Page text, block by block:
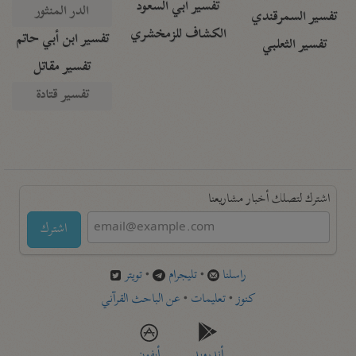
تفسير السمرقندي
تفسير الثعلبي
تفسير أبي السعود
الكشاف للزمخشري
الدر المنثور
تفسير ابن أبي حاتم
تفسير مقاتل
تفسير قتادة
اشترك لتصلك أخبار مشاريعنا
اشترك
راسلنا •تليجرام •تويتر
كنوز•تعليمات •عن الباحث القرآني